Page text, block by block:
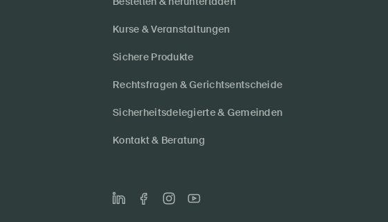
Kurse & Veranstaltungen
Sichere Produkte
Rechtsfragen & Gerichtsentscheide
Sicherheitsdelegierte & Gemeinden
Kontakt & Beratung